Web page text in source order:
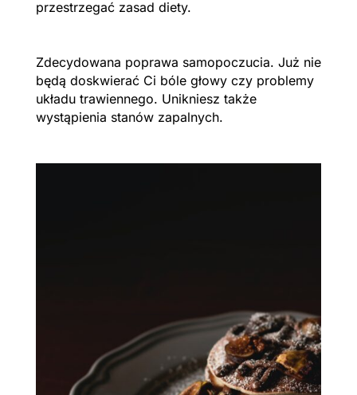
przestrzegać zasad diety.
Zdecydowana poprawa samopoczucia. Już nie
będą doskwierać Ci bóle głowy czy problemy
układu trawiennego. Unikniesz także
wystąpienia stanów zapalnych.